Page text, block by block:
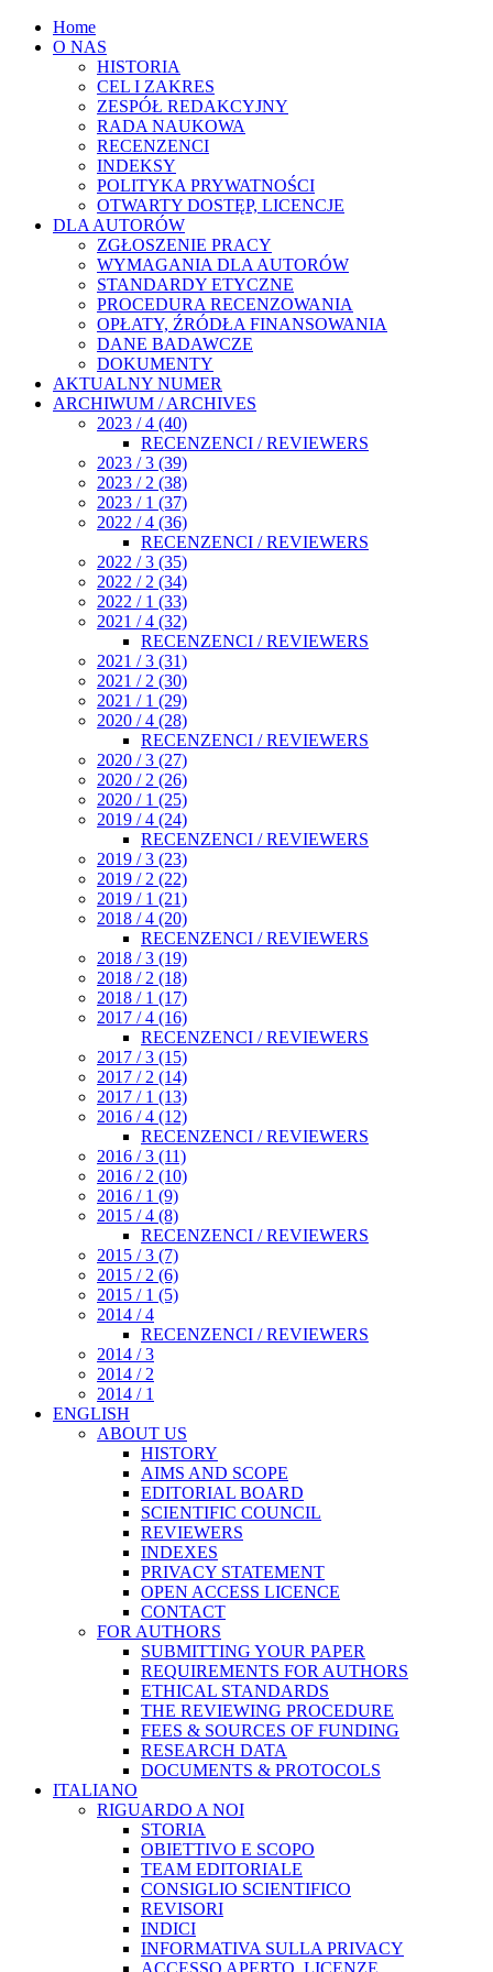
Home
O NAS
HISTORIA
CEL I ZAKRES
ZESPÓŁ REDAKCYJNY
RADA NAUKOWA
RECENZENCI
INDEKSY
POLITYKA PRYWATNOŚCI
OTWARTY DOSTĘP, LICENCJE
DLA AUTORÓW
ZGŁOSZENIE PRACY
WYMAGANIA DLA AUTORÓW
STANDARDY ETYCZNE
PROCEDURA RECENZOWANIA
OPŁATY, ŹRÓDŁA FINANSOWANIA
DANE BADAWCZE
DOKUMENTY
AKTUALNY NUMER
ARCHIWUM / ARCHIVES
2023 / 4 (40)
RECENZENCI / REVIEWERS
2023 / 3 (39)
2023 / 2 (38)
2023 / 1 (37)
2022 / 4 (36)
RECENZENCI / REVIEWERS
2022 / 3 (35)
2022 / 2 (34)
2022 / 1 (33)
2021 / 4 (32)
RECENZENCI / REVIEWERS
2021 / 3 (31)
2021 / 2 (30)
2021 / 1 (29)
2020 / 4 (28)
RECENZENCI / REVIEWERS
2020 / 3 (27)
2020 / 2 (26)
2020 / 1 (25)
2019 / 4 (24)
RECENZENCI / REVIEWERS
2019 / 3 (23)
2019 / 2 (22)
2019 / 1 (21)
2018 / 4 (20)
RECENZENCI / REVIEWERS
2018 / 3 (19)
2018 / 2 (18)
2018 / 1 (17)
2017 / 4 (16)
RECENZENCI / REVIEWERS
2017 / 3 (15)
2017 / 2 (14)
2017 / 1 (13)
2016 / 4 (12)
RECENZENCI / REVIEWERS
2016 / 3 (11)
2016 / 2 (10)
2016 / 1 (9)
2015 / 4 (8)
RECENZENCI / REVIEWERS
2015 / 3 (7)
2015 / 2 (6)
2015 / 1 (5)
2014 / 4
RECENZENCI / REVIEWERS
2014 / 3
2014 / 2
2014 / 1
ENGLISH
ABOUT US
HISTORY
AIMS AND SCOPE
EDITORIAL BOARD
SCIENTIFIC COUNCIL
REVIEWERS
INDEXES
PRIVACY STATEMENT
OPEN ACCESS LICENCE
CONTACT
FOR AUTHORS
SUBMITTING YOUR PAPER
REQUIREMENTS FOR AUTHORS
ETHICAL STANDARDS
THE REVIEWING PROCEDURE
FEES & SOURCES OF FUNDING
RESEARCH DATA
DOCUMENTS & PROTOCOLS
ITALIANO
RIGUARDO A NOI
STORIA
OBIETTIVO E SCOPO
TEAM EDITORIALE
CONSIGLIO SCIENTIFICO
REVISORI
INDICI
INFORMATIVA SULLA PRIVACY
ACCESSO APERTO, LICENZE